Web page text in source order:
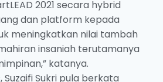
2021 secara hybrid
dan platform kepada
meningkatkan nilai tambah
insaniah terutamanya
katanya.
Suzaifi Sukri pula berkata